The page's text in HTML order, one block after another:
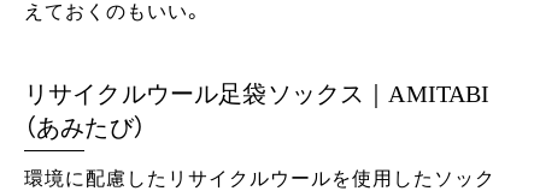
えておくのもいい。
リサイクルウール足袋ソックス｜AMITABI
（あみたび）
環境に配慮したリサイクルウールを使用したソック